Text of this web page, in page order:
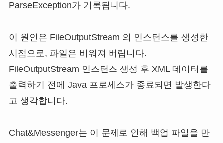
ParseException가 기록됩니다.
이 원인은 FileOutputStream 의 인스턴스를 생성한
시점으로, 파일은 비워져 버립니다.
FileOutputStream 인스턴스 생성 후 XML 데이터를
출력하기 전에 Java 프로세스가 종료되면 발생한다
고 생각합니다.
Chat&Messenger는 이 문제로 인해 백업 파일을 만